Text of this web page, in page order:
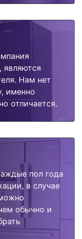
являются
Нам нет
именно
отличается.
пол года
в случае
обычно и